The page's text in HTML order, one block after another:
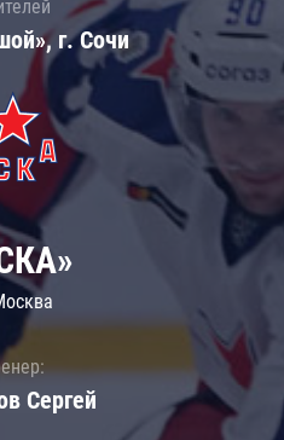
г. Сочи
Сергей